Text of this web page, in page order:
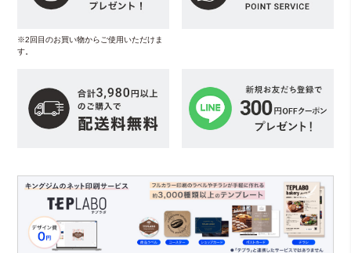
※2回目のお買い物からご使用いただけま
す。